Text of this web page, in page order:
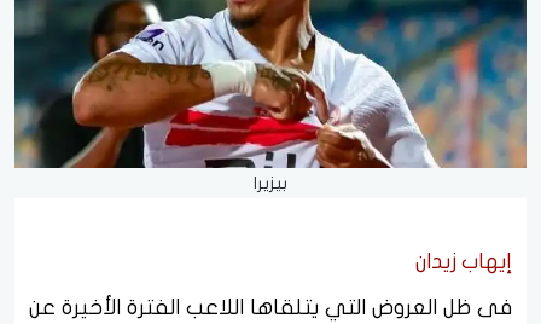
بيزيرا
إيهاب زيدان
فى ظل العروض التي يتلقاها اللاعب الفترة الأخيرة عن